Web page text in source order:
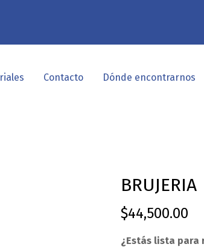
Contacto Dónde encontrarnos
BRUJERIA
$44,500.00
¿Estás lista para